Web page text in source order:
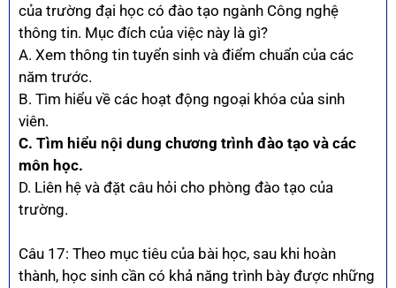
của trường đại học có đào tạo ngành Công nghệ
thông tin. Mục đích của việc này là gì?
A. Xem thông tin tuyển sinh và điểm chuẩn của các
năm trước.
B. Tìm hiểu về các hoạt động ngoại khóa của sinh
viên.
C. Tìm hiểu nội dung chương trình đào tạo và các
môn học.
D. Liên hệ và đặt câu hỏi cho phòng đào tạo của
trường.
Câu 17: Theo mục tiêu của bài học, sau khi hoàn
thành, học sinh cần có khả năng trình bày được những